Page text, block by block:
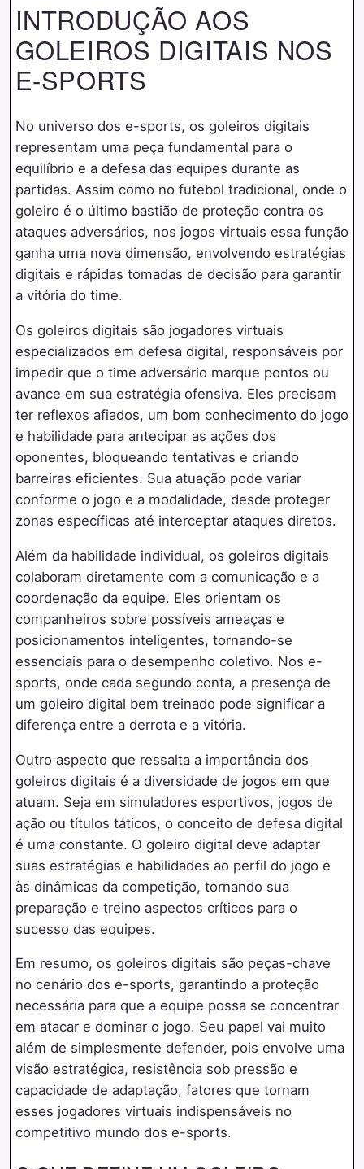
INTRODUÇÃO AOS
GOLEIROS DIGITAIS NOS
E-SPORTS
No universo dos e-sports, os goleiros digitais
representam uma peça fundamental para o
equilíbrio e a defesa das equipes durante as
partidas. Assim como no futebol tradicional, onde o
goleiro é o último bastião de proteção contra os
ataques adversários, nos jogos virtuais essa função
ganha uma nova dimensão, envolvendo estratégias
digitais e rápidas tomadas de decisão para garantir
a vitória do time.
Os goleiros digitais são jogadores virtuais
especializados em defesa digital, responsáveis por
impedir que o time adversário marque pontos ou
avance em sua estratégia ofensiva. Eles precisam
ter reflexos afiados, um bom conhecimento do jogo
e habilidade para antecipar as ações dos
oponentes, bloqueando tentativas e criando
barreiras eficientes. Sua atuação pode variar
conforme o jogo e a modalidade, desde proteger
zonas específicas até interceptar ataques diretos.
Além da habilidade individual, os goleiros digitais
colaboram diretamente com a comunicação e a
coordenação da equipe. Eles orientam os
companheiros sobre possíveis ameaças e
posicionamentos inteligentes, tornando-se
essenciais para o desempenho coletivo. Nos e-
sports, onde cada segundo conta, a presença de
um goleiro digital bem treinado pode significar a
diferença entre a derrota e a vitória.
Outro aspecto que ressalta a importância dos
goleiros digitais é a diversidade de jogos em que
atuam. Seja em simuladores esportivos, jogos de
ação ou títulos táticos, o conceito de defesa digital
é uma constante. O goleiro digital deve adaptar
suas estratégias e habilidades ao perfil do jogo e
às dinâmicas da competição, tornando sua
preparação e treino aspectos críticos para o
sucesso das equipes.
Em resumo, os goleiros digitais são peças-chave
no cenário dos e-sports, garantindo a proteção
necessária para que a equipe possa se concentrar
em atacar e dominar o jogo. Seu papel vai muito
além de simplesmente defender, pois envolve uma
visão estratégica, resistência sob pressão e
capacidade de adaptação, fatores que tornam
esses jogadores virtuais indispensáveis no
competitivo mundo dos e-sports.